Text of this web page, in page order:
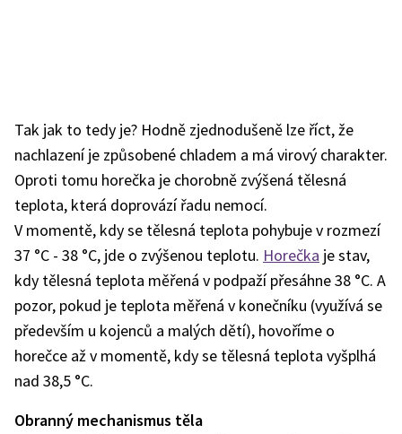
Tak jak to tedy je? Hodně zjednodušeně lze říct, že
nachlazení je způsobené chladem a má virový charakter.
Oproti tomu horečka je chorobně zvýšená tělesná
teplota, která doprovází řadu nemocí.
V momentě, kdy se tělesná teplota pohybuje v rozmezí
37 °C - 38 °C, jde o zvýšenou teplotu. Horečka je stav,
kdy tělesná teplota měřená v podpaží přesáhne 38 °C. A
pozor, pokud je teplota měřená v konečníku (využívá se
především u kojenců a malých dětí), hovoříme o
horečce až v momentě, kdy se tělesná teplota vyšplhá
nad 38,5 °C.
Obranný mechanismus těla